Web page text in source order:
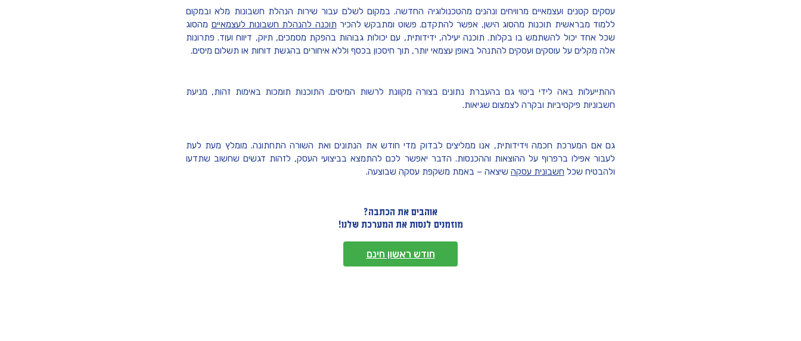
עסקים קטנים ועצמאיים מרוויחים ונהנים מהטכנולוגיה החדשה. במקום לשלם עבור שירות הנהלת חשבונות מלא ובמקום
ללמוד מבראשית תוכנות מהסוג הישן, אפשר להתקדם. פשוט ומתבקש להכיר תוכנה להנהלת חשבונות לעצמאיים מהסוג
שכל אחד יכול להשתמש בו בקלות. תוכנה יעילה, ידידותית, עם יכולות גבוהות בהפקת מסמכים, תיוק, דיווח ועוד. פתרונות
אלה מקלים על עוסקים ועסקים להתנהל באופן עצמאי יותר, תוך חיסכון בכסף וללא איחורים בהגשת דוחות או תשלום מיסים.
ההתייעלות באה לידי ביטוי גם בהעברת נתונים בצורה מקוונת לרשות המיסים. התוכנות תומכות באימות זהות, מניעת
חשבוניות פיקטיביות ובקרה לצמצום שגיאות.
גם אם המערכת חכמה וידידותית, אנו ממליצים לבדוק מדי חודש את הנתונים ואת השורה התחתונה. מומלץ מעת לעת
לעבור אפילו ברפרוף על ההוצאות וההכנסות. הדבר יאפשר לכם להתמצא בביצועי העסק, לזהות דגשים שחשוב שתדעו
ולהבטיח שכל חשבונית עסקה שיצאה – באמת משקפת עסקה שבוצעה.
אוהבים את הכתבה?
מוזמנים לנסות את המערכת שלנו!
חודש ראשון חינם